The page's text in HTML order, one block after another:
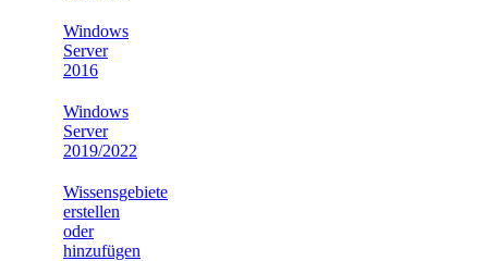
Windows
Server
2016
Windows
Server
2019/2022
Wissensgebiete
erstellen
oder
hinzufügen